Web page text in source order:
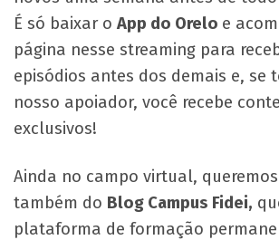
É só baixar o App do Orelo e
página nesse streaming para
episódios antes dos demais e, se
nosso apoiador, você recebe
exclusivos!
Ainda no campo virtual,
também do Blog Campus Fidei,
plataforma de formação